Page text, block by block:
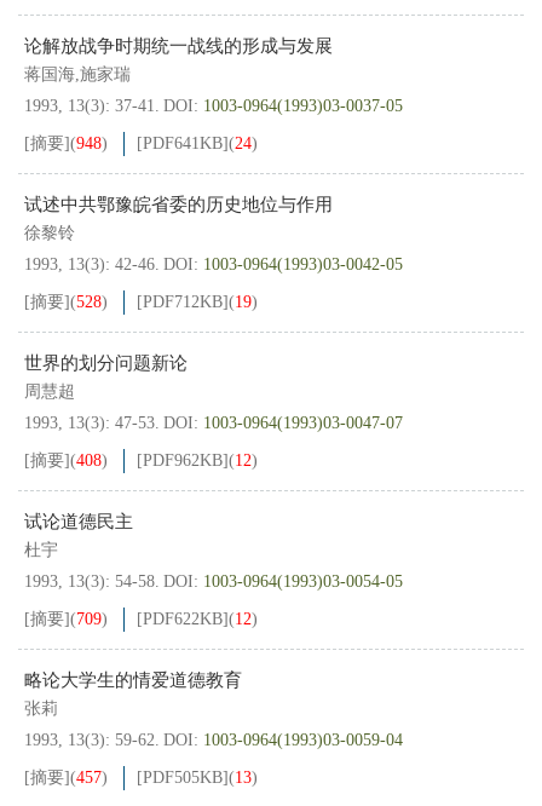
论解放战争时期统一战线的形成与发展
蒋国海,施家瑞
1993, 13(3): 37-41. DOI: 1003-0964(1993)03-0037-05
[摘要](948) [PDF641KB](24)
试述中共鄂豫皖省委的历史地位与作用
徐黎铃
1993, 13(3): 42-46. DOI: 1003-0964(1993)03-0042-05
[摘要](528) [PDF712KB](19)
世界的划分问题新论
周慧超
1993, 13(3): 47-53. DOI: 1003-0964(1993)03-0047-07
[摘要](408) [PDF962KB](12)
试论道德民主
杜宇
1993, 13(3): 54-58. DOI: 1003-0964(1993)03-0054-05
[摘要](709) [PDF622KB](12)
略论大学生的情爱道德教育
张莉
1993, 13(3): 59-62. DOI: 1003-0964(1993)03-0059-04
[摘要](457) [PDF505KB](13)